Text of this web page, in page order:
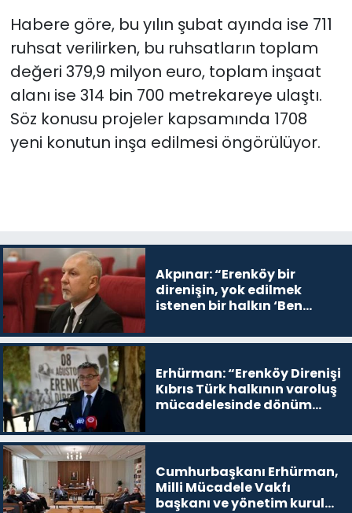
Habere göre, bu yılın şubat ayında ise 711
ruhsat verilirken, bu ruhsatların toplam
değeri 379,9 milyon euro, toplam inşaat
alanı ise 314 bin 700 metrekareye ulaştı.
Söz konusu projeler kapsamında 1708
yeni konutun inşa edilmesi öngörülüyor.
Akpınar: “Erenköy bir
direnişin, yok edilmek
istenen bir halkın ‘Ben
devam edeceğim’ dediği
Erhürman: “Erenköy Direnişi
Kıbrıs Türk halkının varoluş
mücadelesinde dönüm
Cumhurbaşkanı Erhürman,
Milli Mücadele Vakfı
başkanı ve yönetim kurulu